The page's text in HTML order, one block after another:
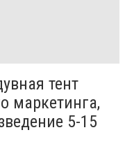
тент
маркетинга,
5-15